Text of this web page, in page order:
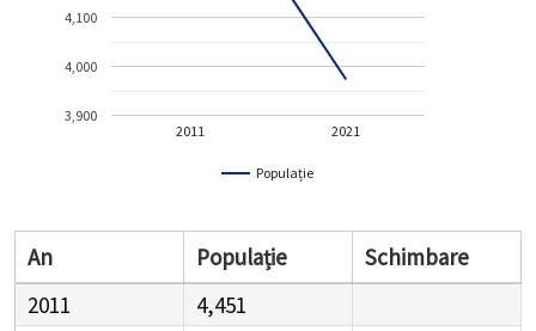
Populație
2011 2021
3,900
4,000
4,100
An Populație
Schimbare
2011
4,451